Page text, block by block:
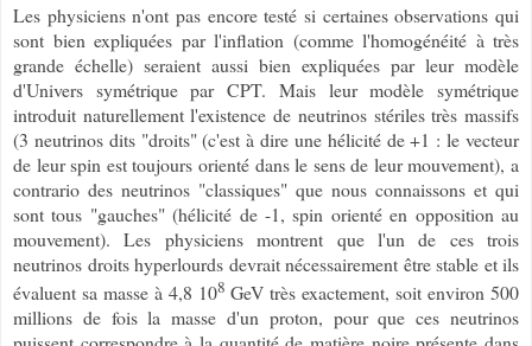
Les physiciens n'ont pas encore testé si certaines observations qui
sont bien expliquées par l'inflation (comme l'homogénéité à très
grande échelle) seraient aussi bien expliquées par leur modèle
d'Univers symétrique par CPT. Mais leur modèle symétrique
introduit naturellement l'existence de neutrinos stériles très massifs
(3 neutrinos dits "droits" (c'est à dire une hélicité de +1 : le vecteur
de leur spin est toujours orienté dans le sens de leur mouvement), a
contrario des neutrinos "classiques" que nous connaissons et qui
sont tous "gauches" (hélicité de -1, spin orienté en opposition au
mouvement). Les physiciens montrent que l'un de ces trois
neutrinos droits hyperlourds devrait nécessairement être stable et ils
évaluent sa masse à 4,8 108 GeV très exactement, soit environ 500
millions de fois la masse d'un proton, pour que ces neutrinos